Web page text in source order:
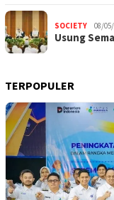
SOCIETY 08/
Usung
TERPOPULER